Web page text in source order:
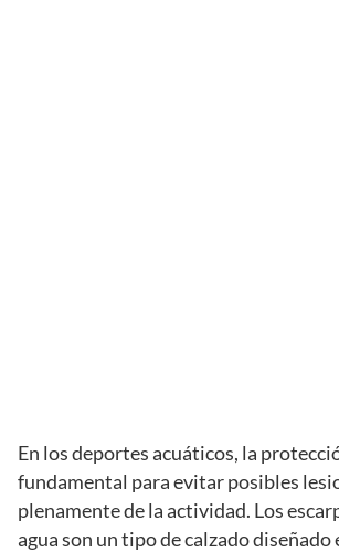
En los deportes acuáticos, la
fundamental para evitar posibles
plenamente de la actividad. Los
agua son un tipo de calzado